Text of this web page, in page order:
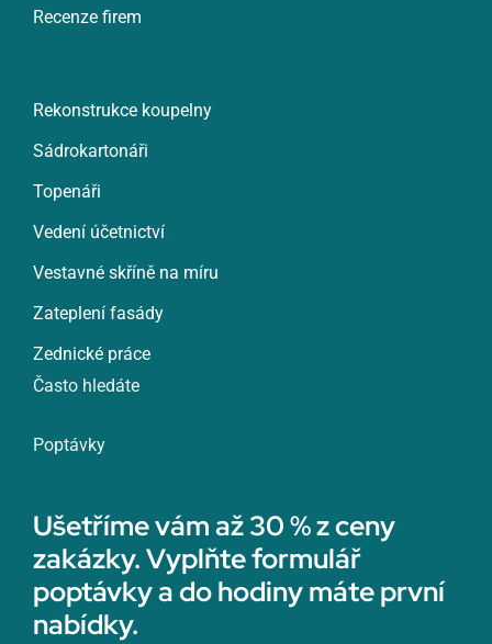
Recenze firem
Rekonstrukce koupelny
Sádrokartonáři
Topenáři
Vedení účetnictví
Vestavné skříně na míru
Zateplení fasády
Zednické práce
Často hledáte
Poptávky
Ušetříme vám až 30 % z ceny
zakázky. Vyplňte formulář
poptávky a do hodiny máte první
nabídky.